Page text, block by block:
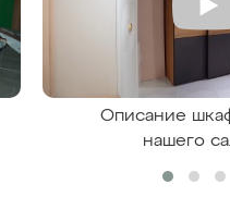
Описание
нашего